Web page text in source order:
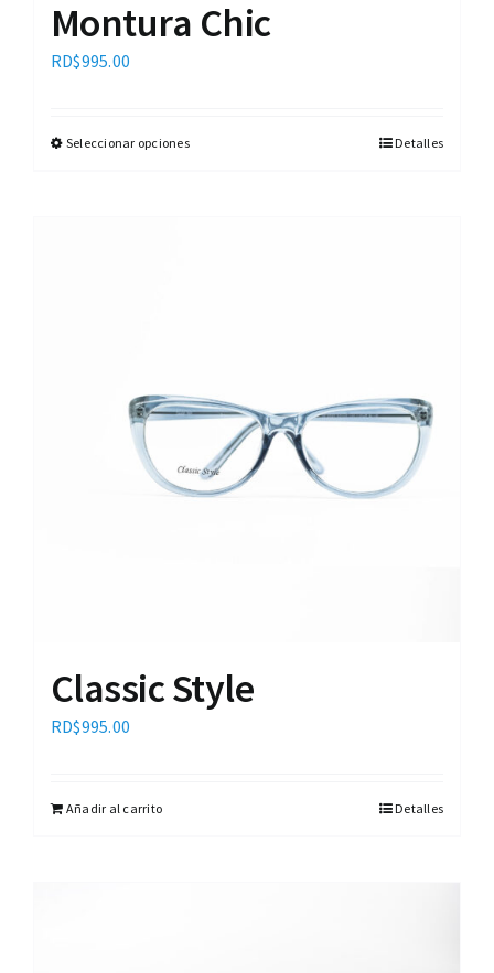
Montura Chic
RD$995.00
Seleccionar opciones Detalles
Classic Style
RD$995.00
Añadir al carrito Detalles